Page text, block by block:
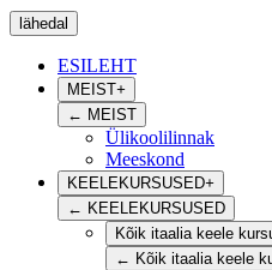
lähedal
ESILEHT
MEIST+
← MEIST
Ülikoolilinnak
Meeskond
KEELEKURSUSED+
← KEELEKURSUSED
Kõik itaalia keele
← Kõik itaalia keele